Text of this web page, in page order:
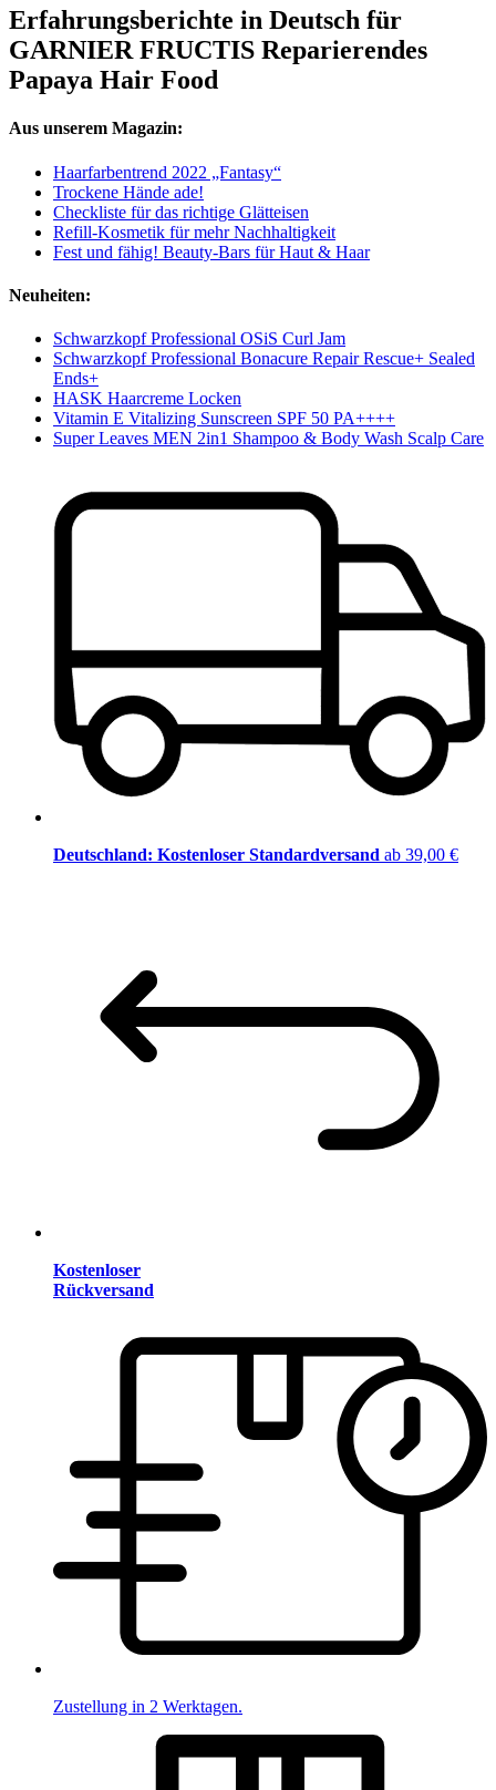
Erfahrungsberichte in Deutsch für
GARNIER FRUCTIS Reparierendes
Papaya Hair Food
Aus unserem Magazin:
Haarfarbentrend 2022 „Fantasy“
Trockene Hände ade!
Checkliste für das richtige Glätteisen
Refill-Kosmetik für mehr Nachhaltigkeit
Fest und fähig! Beauty-Bars für Haut & Haar
Neuheiten:
Schwarzkopf Professional OSiS Curl Jam
Schwarzkopf Professional Bonacure Repair Rescue+ Sealed
Ends+
HASK Haarcreme Locken
Vitamin E Vitalizing Sunscreen SPF 50 PA++++
Super Leaves MEN 2in1 Shampoo & Body Wash Scalp Care
Deutschland: Kostenloser Standardversand ab 39,00 €
Kostenloser
Rückversand
Zustellung in 2 Werktagen.